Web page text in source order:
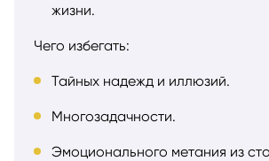
жизни.
Чего избегать:
Тайных надежд и иллюзий.
Многозадачности.
Эмоционального метания из